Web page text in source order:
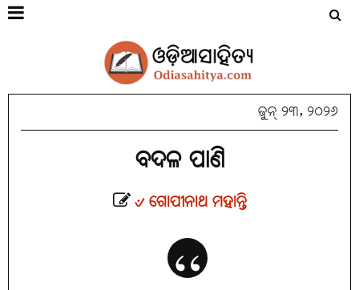
ଜୁନ୍ ୨୩, ୨୦୨୬
ବଦଳ ପାଣି
୰ ଗୋପୀନାଥ ମହାନ୍ତି